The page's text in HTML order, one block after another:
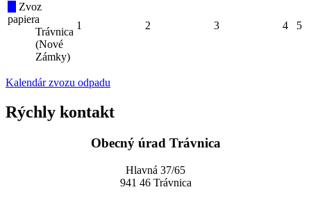
Zvoz
papiera
Trávnica
(Nové
Zámky)
1 2 3 4 5
Kalendár zvozu odpadu
Rýchly kontakt
Obecný úrad Trávnica
Hlavná 37/65
941 46 Trávnica